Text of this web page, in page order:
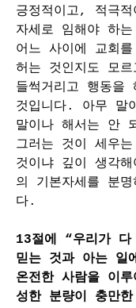
긍정적이고, 적극
자세로 임해야 하
어느 사이에 교회
허는 것인지도 모
들썩거리고 행동을
것입니다. 아무 말
말이나 해서는 안
그러는 것이 세우
것이냐 깊이 생각
의 기본자세를 분
다.
13절에 “우리가 다
믿는 것과 아는 일
온전한 사람을 이
성한 분량이 충만